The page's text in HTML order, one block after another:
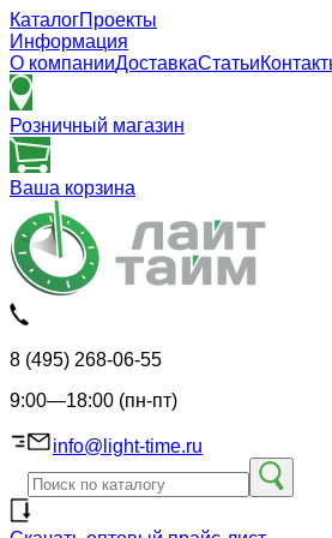
КаталогПроекты
Информация
О компанииДоставкаСтатьи
Розничный магазин
Ваша корзина
8 (495) 268-06-55
9:00—18:00 (пн-пт)
info@light-time.ru